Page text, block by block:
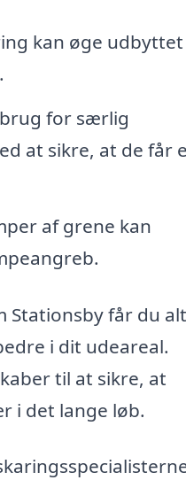
kan øge
for særlig
at sikre, at de får
af grene kan
Stationsby får du
i dit udeareal.
til at sikre, at
i det lange løb.